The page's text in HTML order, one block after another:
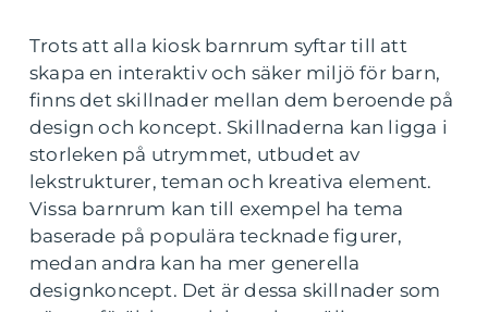
Trots att alla kiosk barnrum syftar till att
skapa en interaktiv och säker miljö för barn,
finns det skillnader mellan dem beroende på
design och koncept. Skillnaderna kan ligga i
storleken på utrymmet, utbudet av
lekstrukturer, teman och kreativa element.
Vissa barnrum kan till exempel ha tema
baserade på populära tecknade figurer,
medan andra kan ha mer generella
designkoncept. Det är dessa skillnader som